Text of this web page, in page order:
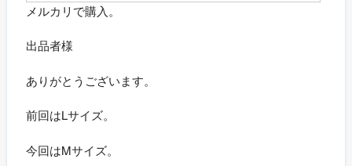
メルカリで購入。
出品者様
ありがとうございます。
前回はLサイズ。
今回はMサイズ。